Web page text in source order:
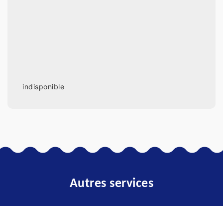
indisponible
Autres services